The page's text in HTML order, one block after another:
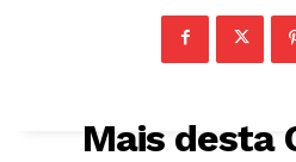
Mais desta